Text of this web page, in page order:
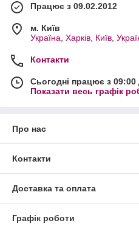
Працює з 09.02.2012
м. Київ
Україна, Харків, Київ,
Контакти
Сьогодні працює з 09:00
Показати весь графік
Про нас
Контакти
Доставка та оплата
Графік роботи